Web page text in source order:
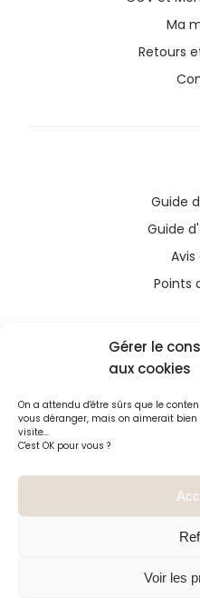
Gérer le
aux cookies
On a attendu d'être sûrs que le
vous déranger, mais on aimerait
visite...
C'est OK pour vous ?
Voir les
Ma
Retours
Guide
Guide
Points
UE), dans le cadre de la
européenne à la pandémie
s’engage à La Réunion